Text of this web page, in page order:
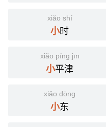
xiǎo shí
小时
xiǎo píng jīn
小平津
xiǎo dōng
小东